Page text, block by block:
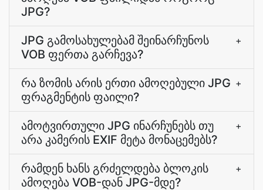
JPG?
JPG გამოსახულებამ შეინარჩუნოს
VOB ფერთა გარჩევა?
+
რა ზომის არის ერთი ამოღებული JPG
ფრაგმენტის ფაილი?
+
ამოტვირთული JPG ინარჩუნებს თუ
არა კამერის EXIF მეტა მონაცემებს?
+
რამდენ ხანს გრძელდება ბლოკის
ამოღება VOB-დან JPG-მდე?
+